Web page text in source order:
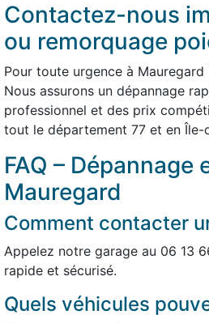
Contactez-nous
ou remorquage
Pour toute urgence à
Nous assurons un dépannage
professionnel et des prix
tout le département 77 et en Île-
FAQ –
Mauregard
Comment contacter
Appelez notre garage au 06 13
rapide et sécurisé.
Quels véhicules